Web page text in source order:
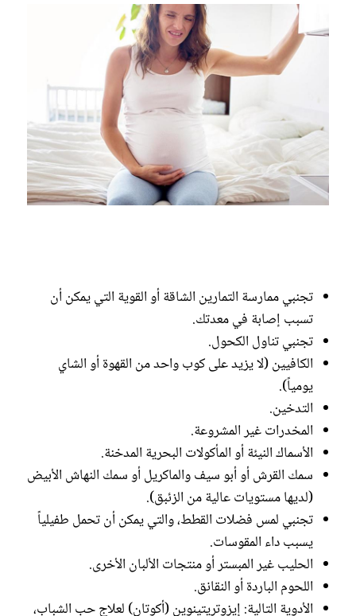
تجنبي ممارسة التمارين الشاقة أو القوية التي يمكن أن
تسبب إصابة في معدتك.
تجنبي تناول الكحول.
الكافيين (لا يزيد على كوب واحد من القهوة أو الشاي
يومياً).
التدخين.
المخدرات غير المشروعة.
الأسماك النيئة أو المأكولات البحرية المدخنة.
سمك القرش أو أبو سيف والماكريل أو سمك النهاش الأبيض
(لديها مستويات عالية من الزئبق).
تجنبي لمس فضلات القطط، والتي يمكن أن تحمل طفيلياً
يسبب داء المقوسات.
الحليب غير المبستر أو منتجات الألبان الأخرى.
اللحوم الباردة أو النقانق.
الأدوية التالية: إيزوتريتينوين (أكوتان) لعلاج حب الشباب،